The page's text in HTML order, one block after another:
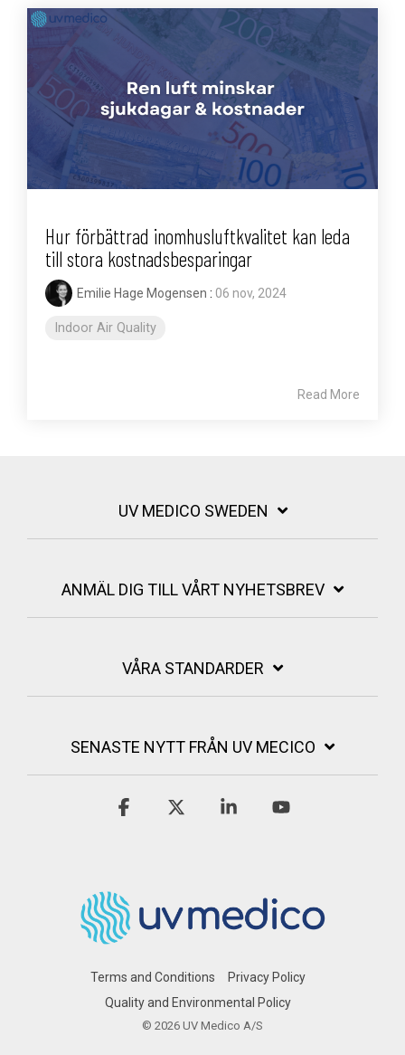
Hur förbättrad inomhusluftkvalitet kan leda
till stora kostnadsbesparingar
Emilie Hage Mogensen : 06 nov, 2024
Indoor Air Quality
Read More
UV MEDICO SWEDEN
ANMÄL DIG TILL VÅRT NYHETSBREV
VÅRA STANDARDER
SENASTE NYTT FRÅN UV MECICO
Terms and Conditions
Privacy Policy
Quality and Environmental Policy
© 2026 UV Medico A/S
Facebook Linkedin